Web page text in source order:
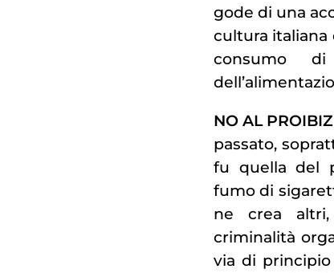
gode di una
cultura italiana
consumo
NO AL
passato,
fu quella del
fumo di
ne crea
criminalità
via di principio